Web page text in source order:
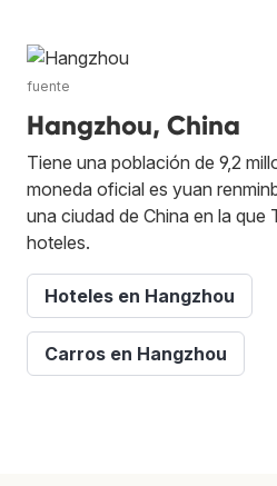
fuente
Hangzhou, China
Tiene una población de 9,2
moneda oficial es yuan
una ciudad de China en la que
hoteles.
Hoteles en Hangzhou
Carros en Hangzhou